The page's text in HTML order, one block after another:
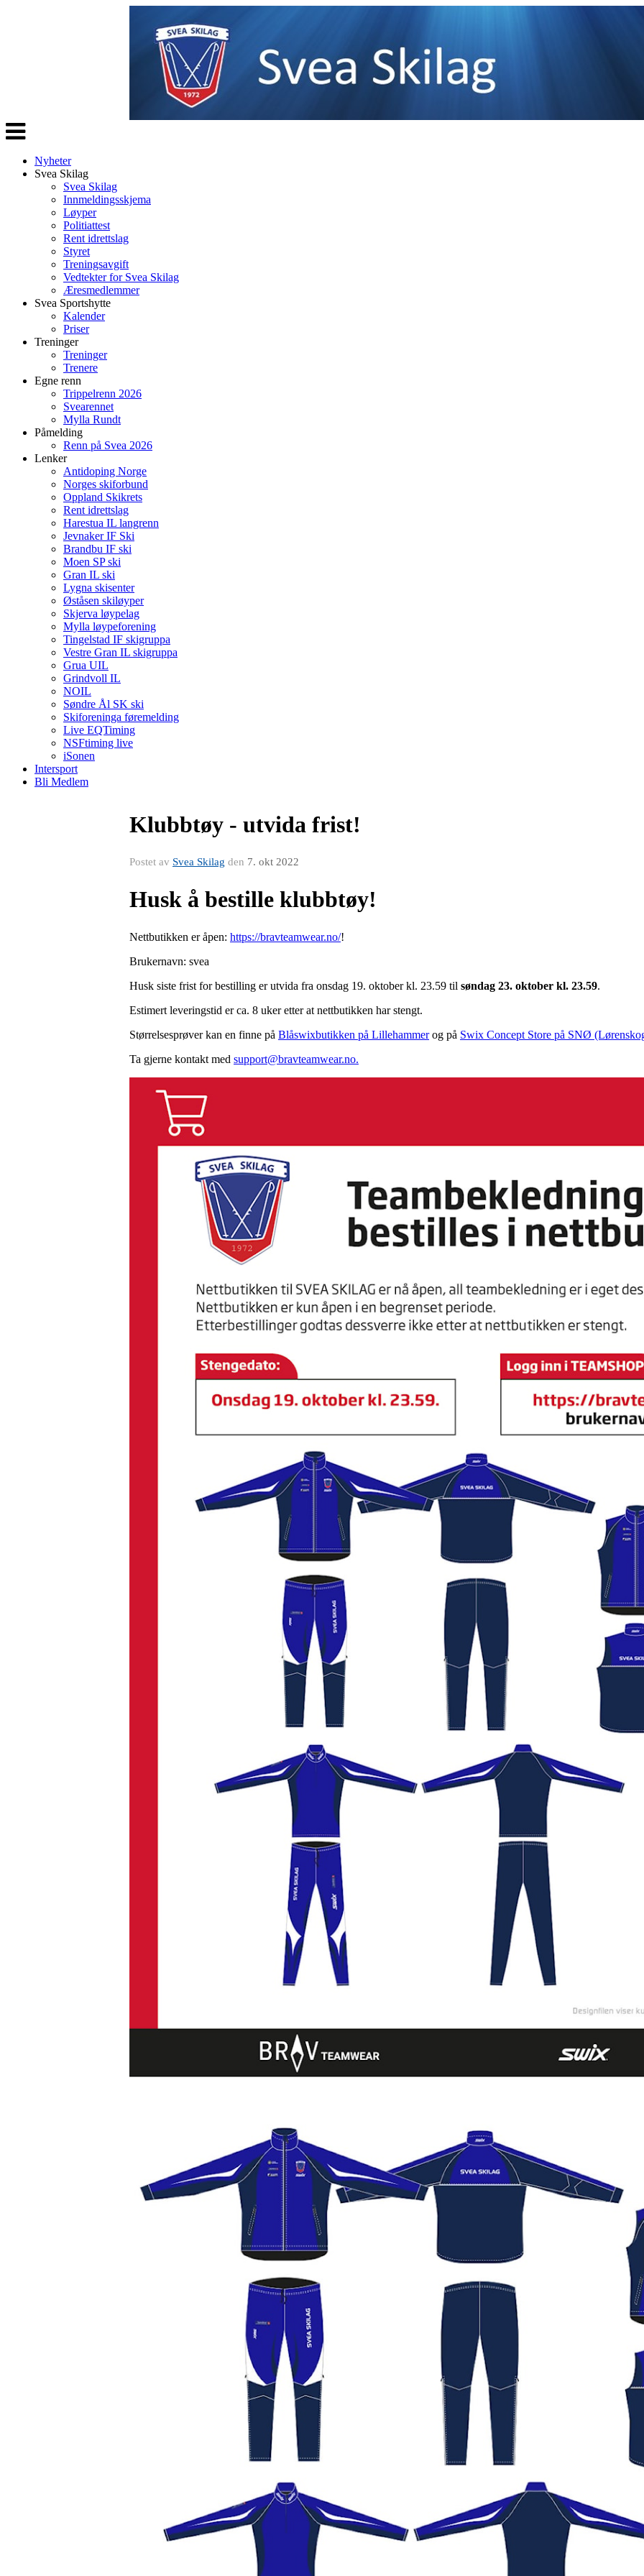
Veksle
navigasjon
Nyheter
Svea Skilag
Svea Skilag
Innmeldingsskjema
Løyper
Politiattest
Rent idrettslag
Styret
Treningsavgift
Vedtekter for Svea Skilag
Æresmedlemmer
Svea Sportshytte
Kalender
Priser
Treninger
Treninger
Trenere
Egne renn
Trippelrenn 2026
Svearennet
Mylla Rundt
Påmelding
Renn på Svea 2026
Lenker
Antidoping Norge
Norges skiforbund
Oppland Skikrets
Rent idrettslag
Harestua IL langrenn
Jevnaker IF Ski
Brandbu IF ski
Moen SP ski
Gran IL ski
Lygna skisenter
Øståsen skiløyper
Skjerva løypelag
Mylla løypeforening
Tingelstad IF skigruppa
Vestre Gran IL skigruppa
Grua UIL
Grindvoll IL
NOIL
Søndre Ål SK ski
Skiforeninga føremelding
Live EQTiming
NSFtiming live
iSonen
Intersport
Bli Medlem
Klubbtøy - utvida frist!
Postet av Svea Skilag den 7. okt 2022
Husk å bestille klubbtøy!
Nettbutikken er åpen: https://bravteamwear.no/!
Brukernavn: svea
Husk siste frist for bestilling er utvida fra onsdag 19. oktober kl. 23.59 til søndag 23. oktober kl. 23.59.
Estimert leveringstid er ca. 8 uker etter at nettbutikken har stengt.
Størrelsesprøver kan en finne på Blåswixbutikken på Lillehammerog på Swix Concept Store på SNØ
Ta gjerne kontakt med support@bravteamwear.no.